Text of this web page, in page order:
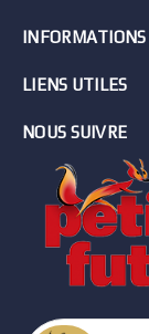
INFORMATIONS
LIENS UTILES
NOUS SUIVRE